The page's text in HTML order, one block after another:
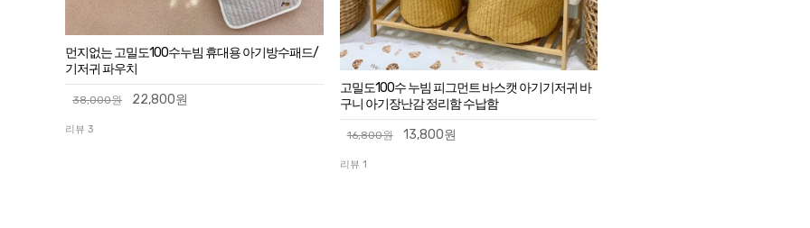
먼지없는 고밀도100수누빔 휴대용 아기방수패드/
기저귀 파우치
38,000원 22,800원
리뷰 3
고밀도100수 누빔 피그먼트 바스캣 아기기저귀 바
구니 아기장난감 정리함 수납함
16,800원 13,800원
리뷰 1